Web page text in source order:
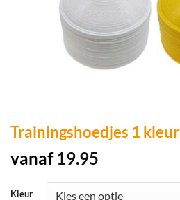
Trainingshoedjes 1 kleur
vanaf 19.95
Kleur